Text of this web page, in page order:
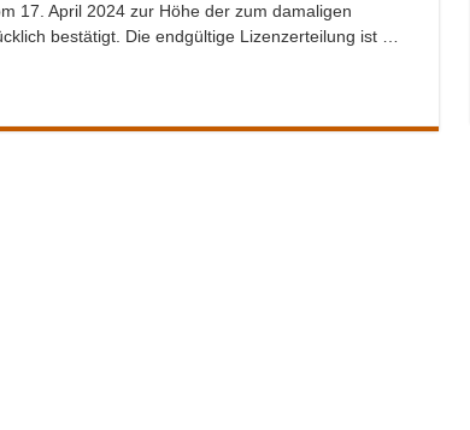
17. April 2024 zur Höhe der zum damaligen
bestätigt. Die endgültige Lizenzerteilung ist …